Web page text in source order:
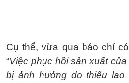
Cụ thể, vừa qua báo chí
“Việc phục hồi sản xuất
bị ảnh hưởng do thiếu lao